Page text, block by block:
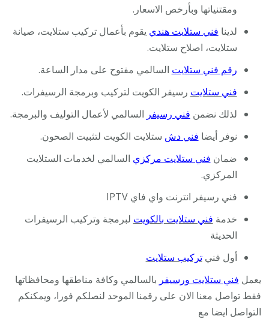
ومقتنياتها وبأرخص الاسعار.
لدينا فني ستلايت هندي يقوم بأعمال تركيب ستلايت، صيانة
ستلايت، اصلاح ستلايت.
رقم فني ستلايت السالمي مفتوح على مدار الساعة.
فني ستلايت رسيفر الكويت لتركيب وبرمجة الرسيفرات.
لذلك نضمن فني رسيفر السالمي لأعمال التوليف والبرمجة.
نوفر أيضا فني دش ستلايت الكويت لتثبيت الصحون.
ضمان فني ستلايت مركزي السالمي لخدمات الستلايت
المركزي.
فني رسيفر انترنت واي فاي IPTV
خدمة فني ستلايت بالكويت لبرمجة وتركيب الرسيفرات
الحديثة
أول فنيتركيب ستلايت
يعمل فني ستلايت ورسيفر بالسالمي وكافة مناطقها ومحافظاتها
فقط تواصل معنا الان على رقمنا الموحد لنصلكم فورا، ويمكنكم
التواصل ايضا مع